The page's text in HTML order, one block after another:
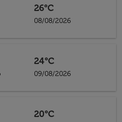
26°C
08/08/2026
24°C
09/08/2026
20°C